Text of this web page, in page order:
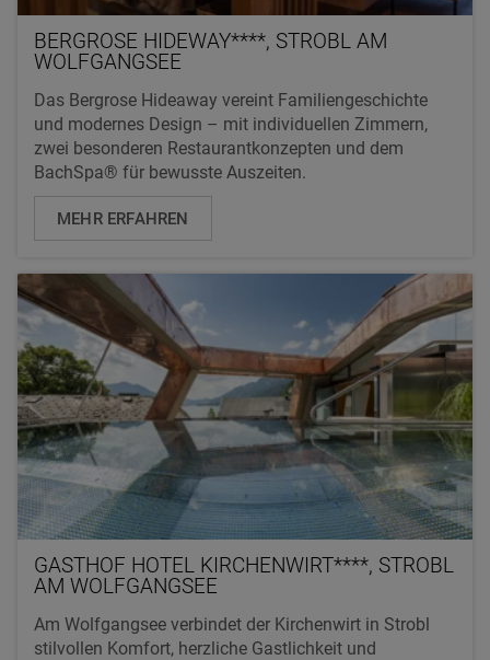
BERGROSE HIDEWAY****, STROBL AM
WOLFGANGSEE
Das Bergrose Hideaway vereint Familiengeschichte
und modernes Design – mit individuellen Zimmern,
zwei besonderen Restaurantkonzepten und dem
BachSpa® für bewusste Auszeiten.
MEHR ERFAHREN
GASTHOF HOTEL KIRCHENWIRT****, STROBL
AM WOLFGANGSEE
Am Wolfgangsee verbindet der Kirchenwirt in Strobl
stilvollen Komfort, herzliche Gastlichkeit und